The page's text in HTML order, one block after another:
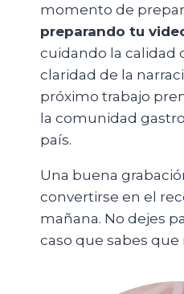
momento de
preparando tu
cuidando la calidad
claridad de la
próximo trabajo
la comunidad
país.
Una buena
convertirse en el
mañana. No dejes
caso que sabes que